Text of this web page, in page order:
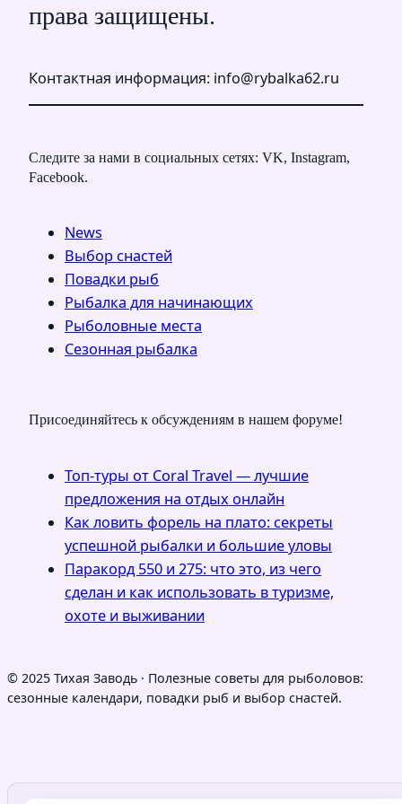
права защищены.
Контактная информация: info@rybalka62.ru
Следите за нами в социальных сетях: VK, Instagram,
Facebook.
News
Выбор снастей
Повадки рыб
Рыбалка для начинающих
Рыболовные места
Сезонная рыбалка
Присоединяйтесь к обсуждениям в нашем форуме!
Топ-туры от Coral Travel — лучшие
предложения на отдых онлайн
Как ловить форель на плато: секреты
успешной рыбалки и большие уловы
Паракорд 550 и 275: что это, из чего
сделан и как использовать в туризме,
охоте и выживании
© 2025 Тихая Заводь · Полезные советы для рыболовов:
сезонные календари, повадки рыб и выбор снастей.